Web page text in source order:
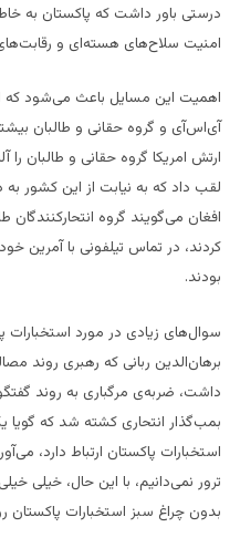
درستی باور داشت که پاکستان به
امنیت سلاح‌های هسته‌ای و
اهمیت این مسایل باعث می‌شود که
آی‌اس‌آی و گروه حقانی و طالبان
ارتش امریکا گروه حقانی و طالبان
لقب داد که به نیابت از این کشور به
افغان می‌گویند گروه انتحارکنندگان
کردند، در تماس تیلفونی با آمرین
بودند.
سوال‌های زیادی در مورد استخبارات
برهان‌الدین ربانی که رهبری روند
داشت، ضربه‌ی مرگباری به روند
بمب‌گذار انتحاری کشته شد که گویا
استخبارات پاکستان ارتباط دارد،
ترور نمی‌دانیم، با این حال، خیلی
بدون چراغ سبز استخبارات پاکستان